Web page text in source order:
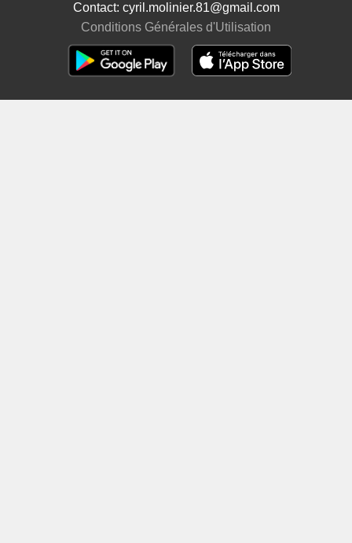
Contact: cyril.molinier.81@gmail.com
Conditions Générales d'Utilisation